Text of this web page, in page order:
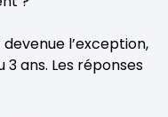
l’exception,
3 ans. Les réponses